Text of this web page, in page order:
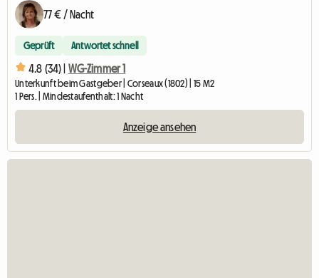
77 € / Nacht
Geprüft Antwortet schnell
4.8 (34) | WG-Zimmer 1
Unterkunft beim Gastgeber | Corseaux (1802) | 15 M2
1 Pers. | Mindestaufenthalt: 1 Nacht
Anzeige ansehen